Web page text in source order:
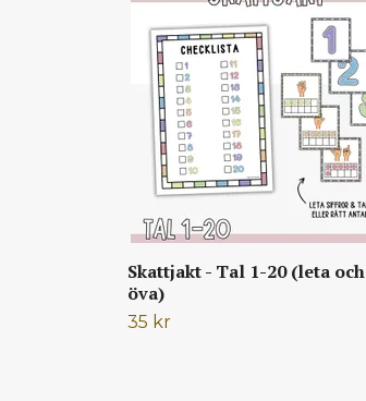
Skattjakt - Tal 1-20 (leta och
öva)
35 kr